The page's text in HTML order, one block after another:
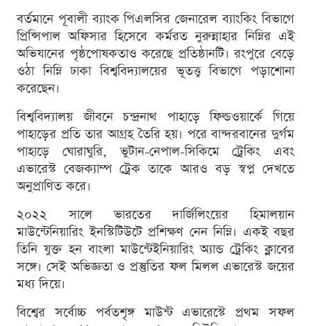
বর্তমানে পূবালী ব্যাংক পিএলসির জেনারেল ব্যাংকিং বিভাগে
প্রিন্সিপাল অফিসার হিসেবে কর্মরত নুরুন্নাহার নিম্নির এই
অভিযানের পৃষ্ঠপোষকতাও করেছে প্রতিষ্ঠানটি। রংপুরে বেড়ে
ওঠা নিম্নি ঢাকা বিশ্ববিদ্যালয়ের ভূতত্ত্ব বিভাগে পড়াশোনা
করেছেন।
বিশ্ববিদ্যালয় জীবনে চন্দ্রনাথ পাহাড়ে ফিল্ডওয়ার্কে গিয়ে
পাহাড়ের প্রতি তার আগ্রহ তৈরি হয়। পরে বান্দরবানের দুর্গম
পাহাড়ে ঘোরাঘুরি, ভুটান-নেপাল-সিকিমে ট্রেকিং এবং
এভারেস্ট বেজক্যাম্প ট্রেক তাকে আরও বড় স্বপ্ন দেখতে
অনুপ্রাণিত করে।
২০২২ সালে ভারতের দার্জিলিংয়ের হিমালয়ান
মাউন্টেনিয়ারিং ইনস্টিটিউটে প্রশিক্ষণ নেন নিম্নি। একই বছর
তিনি যুক্ত হন বাংলা মাউন্টেইনিয়ারিং অ্যান্ড ট্রেকিং ক্লাবের
সঙ্গে। সেই অভিজ্ঞতা ও প্রস্তুতির ফল মিলল এভারেস্ট জয়ের
মধ্য দিয়ে।
বিশ্বের সর্বোচ্চ পর্বতশৃঙ্গ মাউন্ট এভারেস্টে প্রথম সফল